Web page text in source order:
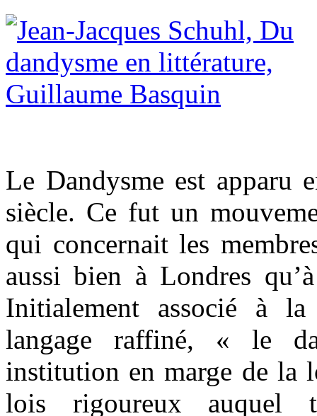
Le Dandysme est apparu
siècle. Ce fut un
qui concernait les
aussi bien à Londres
Initialement associé à
langage raffiné, « le
institution en marge de la
lois rigoureux auquel